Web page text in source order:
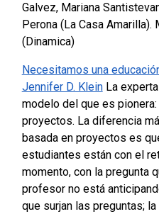
Galvez, Mariana
Perona (La Casa Amarilla).
(Dinamica)
Necesitamos una
Jennifer D. KleinLa experta
modelo del que es
proyectos. La diferencia
basada en proyectos es
estudiantes están con el
momento, con la pregunta
profesor no está
que surjan las preguntas;